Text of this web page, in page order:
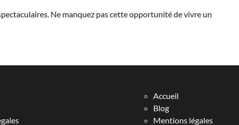
Ne manquez pas cette opportunité de vivre un
Accueil
Blog
Mentions légales